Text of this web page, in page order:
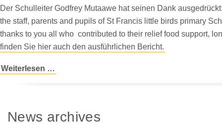
Der Schulleiter Godfrey Mutaawe hat seinen Dank
the staff, parents and pupils of St Francis little birds primary
thanks to you all who contributed to their relief food support,
finden Sie hier auch den ausführlichen Bericht.
Weiterlesen …
News archives